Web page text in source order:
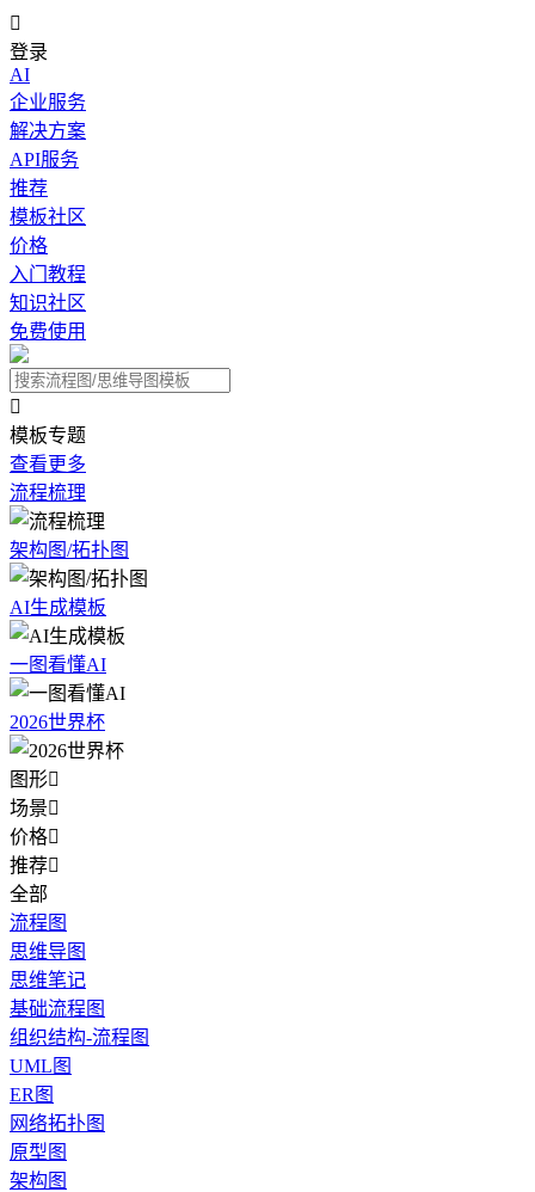

登录
AI
企业服务
解决方案
API服务
推荐
模板社区
价格
入门教程
知识社区
免费使用

模板专题
查看更多
流程梳理
架构图/拓扑图
AI生成模板
一图看懂AI
2026世界杯
图形
场景
价格
推荐
全部
流程图
思维导图
思维笔记
基础流程图
组织结构-流程图
UML图
ER图
网络拓扑图
原型图
架构图